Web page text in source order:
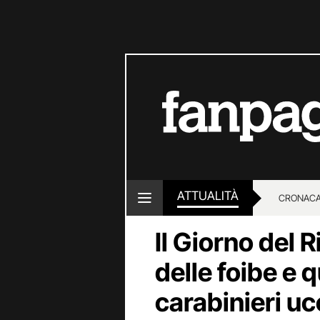
ATTUALITÀ
LOTTO E
Il Giorno del
delle foibe e
carabinieri